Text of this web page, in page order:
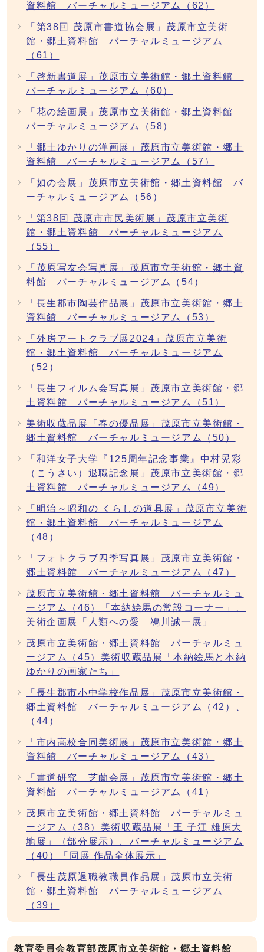
資料館 バーチャルミュージアム（62）
「第38回 茂原市書道協会展」茂原市立美術
館・郷土資料館 バーチャルミュージアム
（61）
「啓新書道展」茂原市立美術館・郷土資料館
バーチャルミュージアム（60）
「花の絵画展」茂原市立美術館・郷土資料館
バーチャルミュージアム（58）
「郷土ゆかりの洋画展」茂原市立美術館・郷土
資料館 バーチャルミュージアム（57）
「如の会展」茂原市立美術館・郷土資料館 バ
ーチャルミュージアム（56）
「第38回 茂原市市民美術展」茂原市立美術
館・郷土資料館 バーチャルミュージアム
（55）
「茂原写友会写真展」茂原市立美術館・郷土資
料館 バーチャルミュージアム（54）
「長生郡市陶芸作品展」茂原市立美術館・郷土
資料館 バーチャルミュージアム（53）
「外房アートクラブ展2024」茂原市立美術
館・郷土資料館 バーチャルミュージアム
（52）
「長生フィルム会写真展」茂原市立美術館・郷
土資料館 バーチャルミュージアム（51）
美術収蔵品展「春の優品展」茂原市立美術館・
郷土資料館 バーチャルミュージアム（50）
「和洋女子大学『125周年記念事業』中村晃彩
（こうさい）退職記念展」茂原市立美術館・郷
土資料館 バーチャルミュージアム（49）
「明治～昭和の くらしの道具展」茂原市立美術
館・郷土資料館 バーチャルミュージアム
（48）
「フォトクラブ四季写真展」茂原市立美術館・
郷土資料館 バーチャルミュージアム（47）
茂原市立美術館・郷土資料館 バーチャルミュ
ージアム（46）「本納絵馬の常設コーナー」、
美術企画展「人類への愛 鳰川誠一展」
茂原市立美術館・郷土資料館 バーチャルミュ
ージアム（45）美術収蔵品展「本納絵馬と本納
ゆかりの画家たち」
「長生郡市小中学校作品展」茂原市立美術館・
郷土資料館 バーチャルミュージアム（42）、
（44）
「市内高校合同美術展」茂原市立美術館・郷土
資料館 バーチャルミュージアム（43）
「書道研究 芝蘭会展」茂原市立美術館・郷土
資料館 バーチャルミュージアム（41）
茂原市立美術館・郷土資料館 バーチャルミュ
ージアム（38）美術収蔵品展「王 子江 雄原大
地展」（部分展示）、バーチャルミュージアム
（40）「同展 作品全体展示」
「長生茂原退職教職員作品展」茂原市立美術
館・郷土資料館 バーチャルミュージアム
（39）
教育委員会教育部茂原市立美術館・郷土資料館